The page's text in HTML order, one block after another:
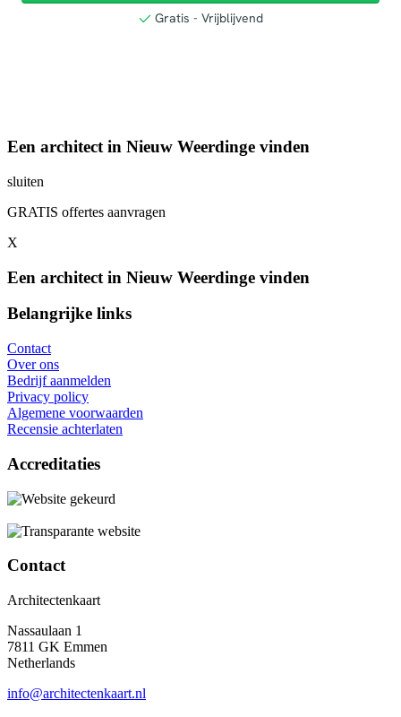
Een architect in Nieuw Weerdinge vinden
sluiten
GRATIS offertes aanvragen
X
Een architect in Nieuw Weerdinge vinden
Belangrijke links
Contact
Over ons
Bedrijf aanmelden
Privacy policy
Algemene voorwaarden
Recensie achterlaten
Accreditaties
Contact
Architectenkaart
Nassaulaan 1
7811 GK Emmen
Netherlands
info@architectenkaart.nl